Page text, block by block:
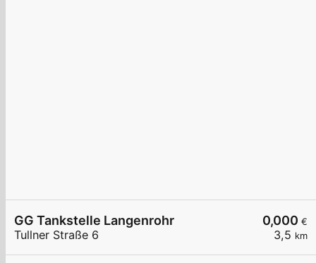
0,000 €
3,5 km
GG Tankstelle Langenrohr
Tullner Straße 6